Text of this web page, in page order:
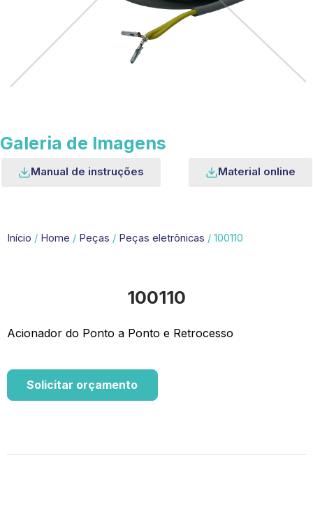
Galeria de Imagens
Manual de instruções Material online
Início / Home / Peças / Peças eletrônicas / 100110
100110
Acionador do Ponto a Ponto e Retrocesso
Solicitar orçamento